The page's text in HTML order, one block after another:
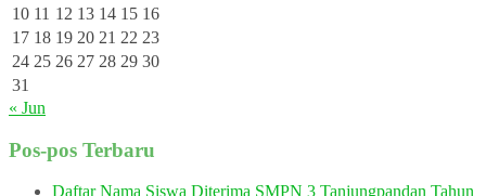
10 11 12 13 14 15 16
17 18 19 20 21 22 23
24 25 26 27 28 29 30
31
« Jun
Pos-pos Terbaru
Daftar Nama Siswa Diterima SMPN 3 Tanjungpandan Tahun